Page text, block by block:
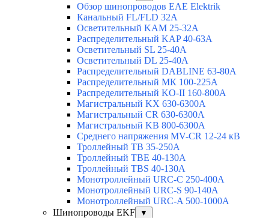
Обзор шинопроводов EAE Elektrik
Канальный FL/FLD 32A
Осветительный KAM 25-32А
Распределительный KAP 40-63A
Осветительный SL 25-40А
Осветительный DL 25-40А
Распределительный DABLINE 63-80A
Распределительный МК 100-225А
Распределительный KO-II 160-800А
Магистральный KX 630-6300А
Магистральный CR 630-6300А
Магистральный KB 800-6300А
Среднего напряжения MV-CR 12-24 кВ
Троллейный TB 35-250A
Троллейный TBE 40-130A
Троллейный TBS 40-130A
Монотроллейный URC-C 250-400A
Монотроллейный URC-S 90-140A
Монотроллейный URC-A 500-1000A
Шинопроводы EKF
▼